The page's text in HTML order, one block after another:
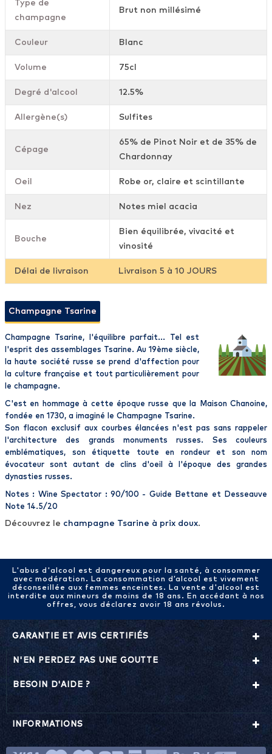
Type de
champagne
Brut non millésimé
Couleur Blanc
Volume 75cl
Degré d'alcool 12.5%
Allergène(s) Sulfites
Cépage
65% de Pinot Noir et de 35% de
Chardonnay
Oeil Robe or, claire et scintillante
Nez Notes miel acacia
Bouche
Bien équilibrée, vivacité et
vinosité
Délai de livraison Livraison 5 à 10 JOURS
Champagne Tsarine
Champagne Tsarine, l'équilibre parfait... Tel est
l'esprit des assemblages
Tsarine. Au 19ème siècle,
la haute société russe se prend d'affection pour
la culture française et tout particulièrement pour
le champagne.
C'est en hommage à cette époque russe que la Maison Chanoine,
fondée en 1730, a imaginé le Champagne Tsarine.
Son flacon exclusif aux courbes élancées n'est pas sans rappeler
l'architecture des grands monuments russes. Ses couleurs
emblématiques, son étiquette toute en rondeur et son nom
évocateur sont autant de clins d'oeil à l'époque des grandes
dynasties russes.
Notes : Wine Spectator : 90/100 - Guide Bettane et Desseauve
Note 14.5/20
Découvrez le champagne Tsarine à prix doux.
L'abus d'alcool est dangereux pour la santé, à consommer
avec modération. La consommation d’alcool est vivement
déconseillée aux femmes enceintes. La vente d'alcool est
interdite aux mineurs de moins de 18 ans. En accédant à nos
offres, vous déclarez avoir 18 ans révolus.
GARANTIE ET AVIS CERTIFIÉS
N'EN PERDEZ PAS UNE GOUTTE
BESOIN D'AIDE ?
INFORMATIONS